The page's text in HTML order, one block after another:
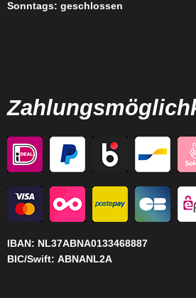
Sonntags: geschlossen
IBAN: NL37ABNA0133468887
BIC/Swift: ABNANL2A